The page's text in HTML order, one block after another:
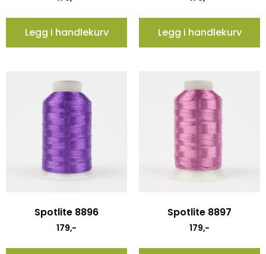
Legg i handlekurv Legg i handlekurv
Spotlite 8896
179,-
Spotlite 8897
179,-